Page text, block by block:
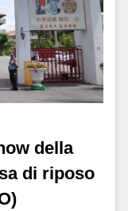
della
di riposo